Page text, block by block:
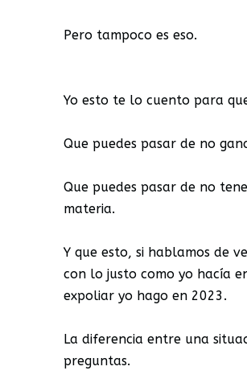
Pero tampoco es eso.
Yo esto te lo cuento para
Que puedes pasar de no
Que puedes pasar de no
materia.
Y que esto, si hablamos de
con lo justo como yo hacía
expoliar yo hago en 2023.
La diferencia entre una
preguntas.